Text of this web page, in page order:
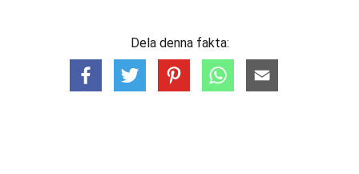
Dela denna fakta: